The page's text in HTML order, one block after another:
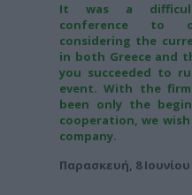
It was a
conference to
considering the
in both Greece and
you succeeded to
event. With the
been only the
cooperation, we
company.
Παρασκευή, 8 Ιουνίου